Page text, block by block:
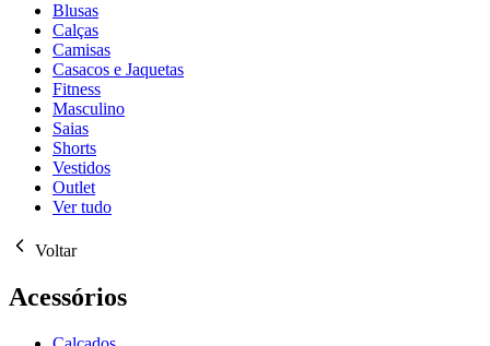
Blusas
Calças
Camisas
Casacos e Jaquetas
Fitness
Masculino
Saias
Shorts
Vestidos
Outlet
Ver tudo
Voltar
Acessórios